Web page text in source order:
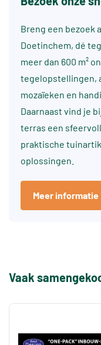
Breng een bezoek
Doetinchem, dé
meer dan 600 m²
tegelopstellingen,
mozaïeken en
Daarnaast vind je
terras een
praktische
oplossingen.
Meer informatie
Vaak